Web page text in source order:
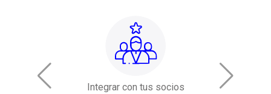
de la
Integrar con tus socios